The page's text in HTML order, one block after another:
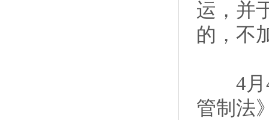
运，并
的，不
4月4
管制法